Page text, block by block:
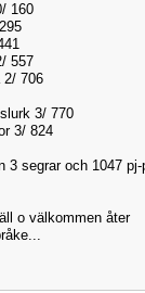
160
557
2/ 706
3/ 770
3/ 824
3 segrar och 1047
o välkommen åter